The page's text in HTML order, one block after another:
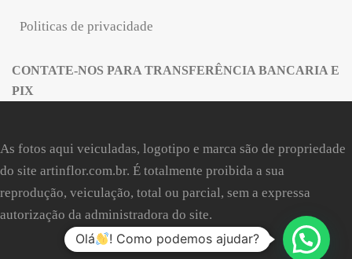
Politicas de privacidade
CONTATE-NOS PARA TRANSFERÊNCIA BANCARIA E
PIX
As fotos aqui veiculadas, logotipo e marca são de propriedade
do site artinflor.com.br. É totalmente proibida a sua
reprodução, veiculação, total ou parcial, sem a expressa
autorização da administradora do site.
Olá ! Como podemos ajudar?